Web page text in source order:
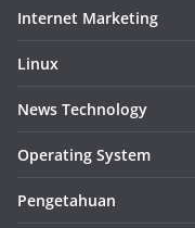
Internet Marketing
Linux
News Technology
Operating System
Pengetahuan